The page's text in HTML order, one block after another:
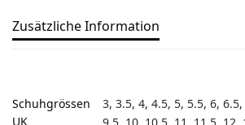
Zusätzliche Information
Schuhgrössen
UK
3, 3.5, 4, 4.5, 5, 5.5, 6,
9.5, 10, 10.5, 11, 11.5, 12,
Vereinsmaterial